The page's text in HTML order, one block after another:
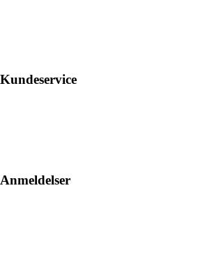
Kundeservice
Anmeldelser